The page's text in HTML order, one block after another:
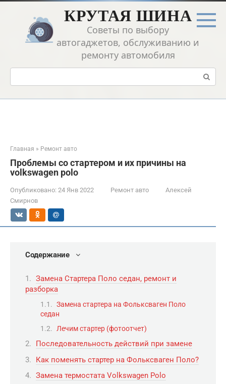
Перейти
контенту
КРУТАЯ ШИНА
Советы по выбору
автогаджетов, обслуживанию и
ремонту автомобиля
Поиск:
Главная » Ремонт авто
Проблемы со стартером и их причины на
volkswagen polo
Опубликовано: 24 Янв 2022 Ремонт авто
Алексей
Смирнов
Содержание
Замена Стартера Поло седан, ремонт и
разборка
Замена стартера на Фольксваген Поло
седан
Лечим стартер (фотоотчет)
Последовательность действий при замене
Как поменять стартер на Фольксваген Поло?
Замена термостата Volkswagen Polo